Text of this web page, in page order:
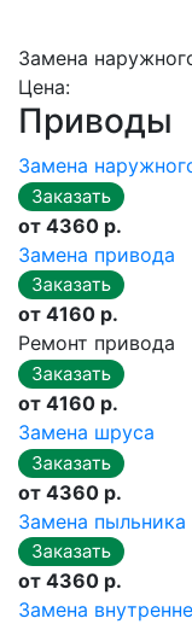
Замена
Цена:
Приводы
Замена
от 4360 р.
Замена привода
от 4160 р.
Ремонт привода
от 4160 р.
Замена шруса
от 4360 р.
Замена
от 4360 р.
Замена